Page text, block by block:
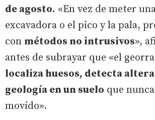
de agosto. «En vez de meter
excavadora o el pico y la pala,
con métodos no intrusivos»,
antes de subrayar que «el
localiza huesos, detecta
geología en un suelo que
movido».